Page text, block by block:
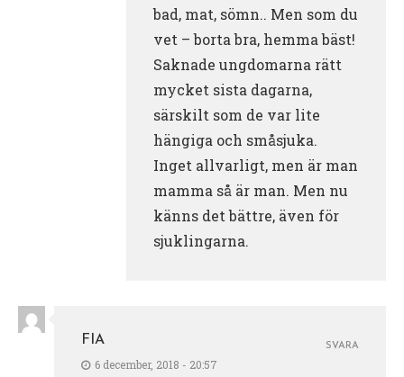
bad, mat, sömn.. Men som du
vet – borta bra, hemma bäst!
Saknade ungdomarna rätt
mycket sista dagarna,
särskilt som de var lite
hängiga och småsjuka.
Inget allvarligt, men är man
mamma så är man. Men nu
känns det bättre, även för
sjuklingarna.
FIA
6 december, 2018 - 20:57
SVARA